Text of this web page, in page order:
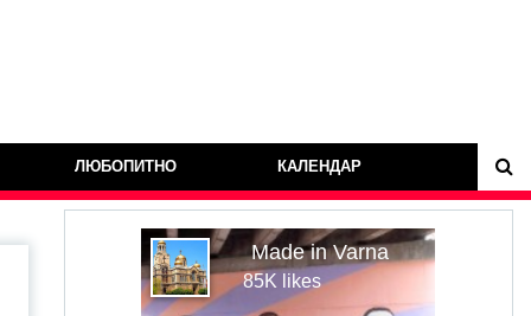
ЛЮБОПИТНО КАЛЕНДАР
Made in Varna
85K likes